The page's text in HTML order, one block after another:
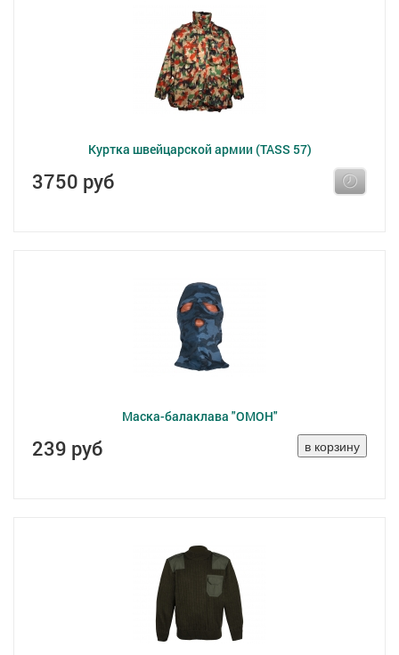
Куртка швейцарской армии (TASS 57)
3750 руб
Маска-балаклава "ОМОН"
239 руб